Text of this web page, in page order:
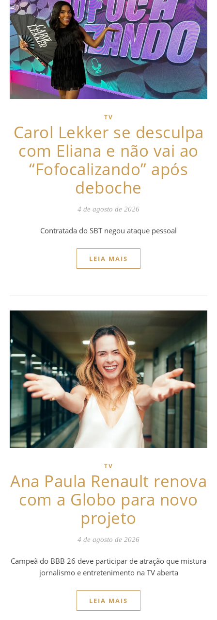
TV
Carol Lekker se desculpa
com Eliana e não vai ao
“Fofocalizando” após
deboche
4 de agosto de 2026
Contratada do SBT negou ataque pessoal
LEIA MAIS
TV
Ana Paula Renault renova
com a Globo para novo
projeto
4 de agosto de 2026
Campeã do BBB 26 deve participar de atração que mistura
jornalismo e entretenimento na TV aberta
LEIA MAIS